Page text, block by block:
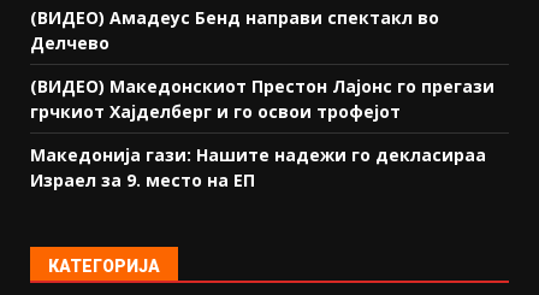
(ВИДЕО) Амадеус Бенд направи спектакл во
Делчево
(ВИДЕО) Македонскиот Престон Лајонс го прегази
грчкиот Хајделберг и го освои трофејот
Македонија гази: Нашите надежи го декласираа
Израел за 9. место на ЕП
КАТЕГОРИЈА